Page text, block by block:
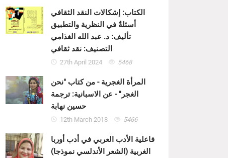
الكتاب: إشكالات النقد الثقافي
أسئلةٌ في النظرية والتطبيق
تأليف: د. عبد الله الغذامي
التصنيف: نقد ثقافي
27th April 2024 5468
المرأة الغجرية - من كتاب "نحن
الغجر" - عن الاسبانية: ترجمة
حسين نهابة
12th March 2018 5466
فاعلية الأدب العربي في أدب أوربا
الغربية (الشعر الأندلسي نموذجا)